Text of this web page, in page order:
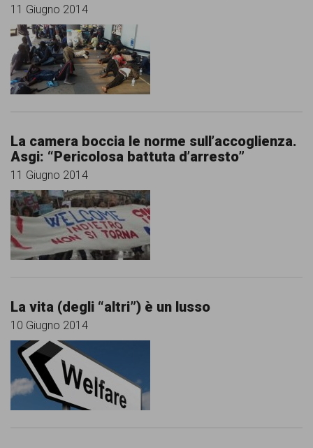
11 Giugno 2014
La camera boccia le norme sull’accoglienza.
Asgi: “Pericolosa battuta d’arresto”
11 Giugno 2014
La vita (degli “altri”) è un lusso
10 Giugno 2014